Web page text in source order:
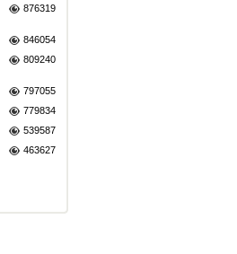
876319
846054
809240
797055
779834
539587
463627